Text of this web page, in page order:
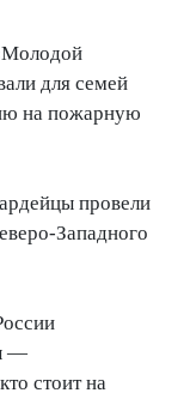
для семей
на пожарную
провели
Западного
—
стоит на